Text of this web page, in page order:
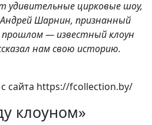
удивительные цирковые шоу,
Шарнин, признанный
прошлом — известный клоун
нам свою историю.
сайта https://fcollection.by/
клоуном»